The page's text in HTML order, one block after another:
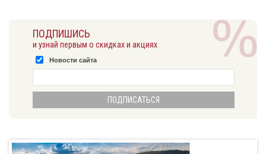
ПОДПИШИСЬ
и узнай первым о скидках и акциях
Новости сайта